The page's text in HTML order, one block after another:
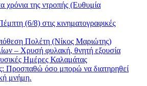
χρόνια της ντροπής (Ευθυμία
(6/8) στις κινηματογραφικές
Πολέτη (Νίκος Μαριώτης)
– Χρυσή φυλακή, θνητή εξουσία
Ημέρες Καλαμάτας
Προσπαθώ όσο μπορώ να διατηρηθεί
μνήμη.